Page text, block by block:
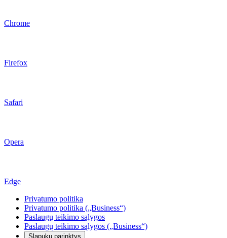
Chrome
Firefox
Safari
Opera
Edge
Privatumo politika
Privatumo politika („Business“)
Paslaugų teikimo sąlygos
Paslaugų teikimo sąlygos („Business“)
Slapukų parinktys